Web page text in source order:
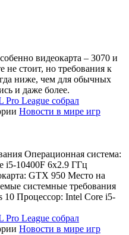
видеокарта – 3070 и
не стоит, но требования к
ниже, чем для обычных
и даже более.
League собрал
Новости в мире игр
Операционная система:
i5-10400F 6x2.9 ГГц
GTX 950 Место на
системные требования
10 Процессор: Intel Core i5-
League собрал
Новости в мире игр